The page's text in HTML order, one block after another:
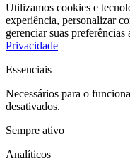
Utilizamos cookies e
experiência, personalizar
gerenciar suas
Privacidade
Essenciais
Necessários para o
desativados.
Sempre ativo
Analíticos